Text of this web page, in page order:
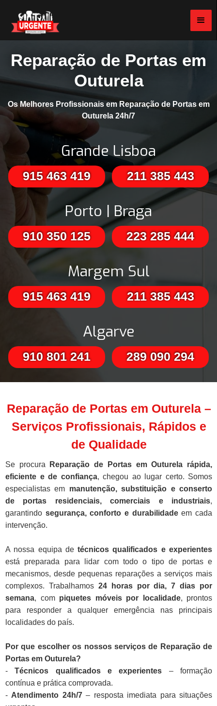
Reparação de Portas em
Outurela
Os Melhores Profissionais em Reparação de Portas em
Outurela 24h/7
Grande Lisboa
915 463 419 211 385 443
Porto | Braga
910 350 125 223 285 444
Margem Sul
915 463 419 211 385 443
Algarve
910 801 241 289 090 294
Reparação de Portas em Outurela –
Serviços Profissionais, Rápidos e
de Qualidade
Se procura
Reparação de Portas em Outurela rápida,
eficiente e de confiança, chegou ao lugar certo. Somos
especialistas em manutenção, substituição e conserto
de portas residenciais, comerciais e industriais,
garantindo segurança, conforto e durabilidadeem cada
intervenção.
A nossa equipa detécnicos qualificados e experientes
está preparada para lidar com todo o tipo de portas e
mecanismos, desde pequenas reparações a serviços mais
complexos. Trabalhamos 24 horas por dia, 7 dias por
semana, com piquetes móveis por localidade, prontos
para responder a qualquer emergência nas principais
localidades do país.
Por que escolher os nossos serviços de Reparação de
Portas em Outurela?
-Técnicos qualificados e experientes – formação
contínua e prática comprovada.
- Atendimento 24h/7– resposta imediata para situações